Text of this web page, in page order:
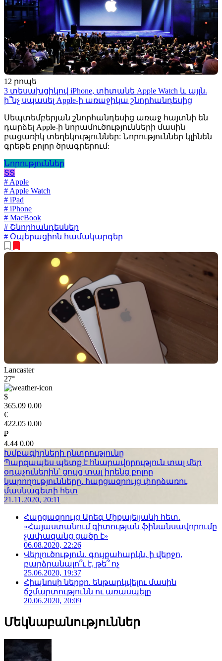
12 րոպե
3 տեսախցիկով iPhone, տիտանե Apple Watch և այլն.
ի՞նչ սպասել Apple-ի առաջիկա շնորհանդեսից
Սեպտեմբերյան շնորհանդեսից առաջ հայտնի են
դարձել Apple-ի նորամուծությունների մասին
բացառիկ տեղեկություններ: Նորություններ կլինեն
գրեթե բոլոր ծրագրերում:
Նորություններ
ՏՏ
# Apple
# Apple Watch
# iPad
# iPhone
# MacBook
# Շնորհանդեսներ
# Օպերացիոն համակարգեր
Lancaster
27°
$
365.09 0.00
€
422.05 0.00
₽
4.44 0.00
Խմբագիրների ընտրությունը
Պարզապես պետք է հնարավորություն տալ մեր
օդաչուներին՝ ցույց տալ իրենց բոլոր
կարողությունները. հարցազրույց փորձառու
մասնագետի հետ
21.11.2020, 20:11
Հարցազրույց Արեգ Միքայելյանի հետ.
«Հայաստանում գիտության ֆինանսավորումը
չափազանց ցածր է»
06.08.2020, 22:26
Վերլուծություն. գույքահարկն, ի վերջո,
բարձրանալո՞ւ է, թե՞ ոչ
25.06.2020, 19:37
Հիպնոսի ներքո. ենթարկվելու մասին
ճշմարտությունն ու առասպելը
20.06.2020, 20:09
Մեկնաբանություններ